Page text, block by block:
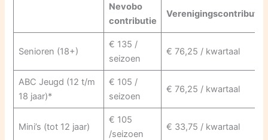
Nevobo
contributie
Verenigingscontributie
Senioren (18+)
€ 135 /
seizoen
€ 76,25 / kwartaal
ABC Jeugd (12 t/m
18 jaar)*
€ 105 /
seizoen
€ 76,25 / kwartaal
Mini’s (tot 12 jaar)
€ 105
/seizoen
€ 33,75 / kwartaal